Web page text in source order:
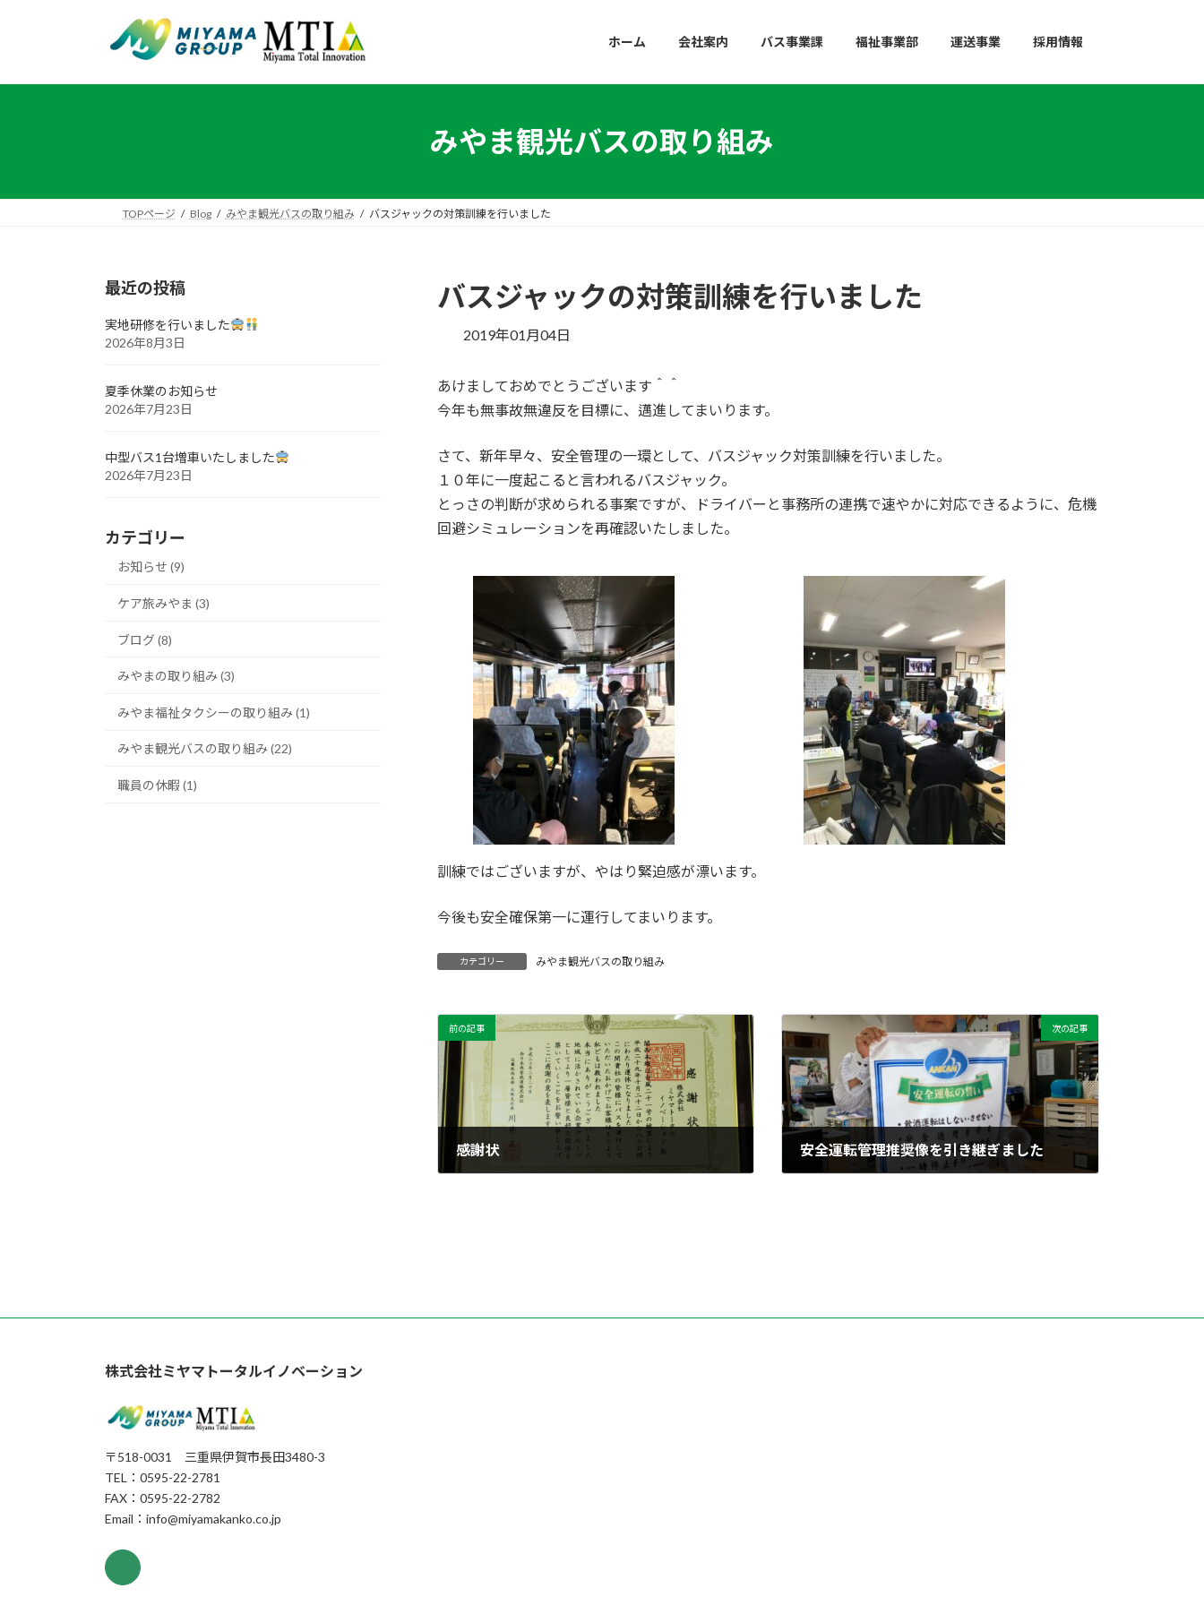
プ
動
ホーム 会社案内 バス事業課 福祉事業部 運送事業 採用情報
みやま観光バスの取り組み
TOPページ Blog みやま観光バスの取り組み バスジャックの対策訓練を行いました
バスジャックの対策訓練を行いました
2019年01月04日
あけましておめでとうございます＾＾
今年も無事故無違反を目標に、邁進してまいります。
さて、新年早々、安全管理の一環として、バスジャック対策訓練を行いました。
１０年に一度起こると言われるバスジャック。
とっさの判断が求められる事案ですが、ドライバーと事務所の連携で速やかに対応できるように、危機
回避シミュレーションを再確認いたしました。
訓練ではございますが、やはり緊迫感が漂います。
今後も安全確保第一に運行してまいります。
カテゴリー みやま観光バスの取り組み
前の記事
感謝状
次の記事
安全運転管理推奨像を引き継ぎました
最近の投稿
実地研修を行いました
2026年8月3日
夏季休業のお知らせ
2026年7月23日
中型バス1台増車いたしました
2026年7月23日
カテゴリー
お知らせ (9)
ケア旅みやま (3)
ブログ (8)
みやまの取り組み (3)
みやま福祉タクシーの取り組み (1)
みやま観光バスの取り組み (22)
職員の休暇 (1)
株式会社ミヤマトータルイノベーション
〒518-0031 三重県伊賀市長田3480-3
TEL：0595-22-2781
FAX：0595-22-2782
Email：info@miyamakanko.co.jp